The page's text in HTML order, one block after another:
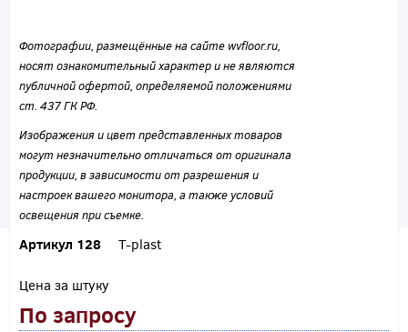
Фотографии, размещённые на сайте wvfloor.ru,
носят ознакомительный характер и не являются
публичной офертой, определяемой положениями
ст. 437 ГК РФ.
Изображения и цвет представленных товаров
могут незначительно отличаться от оригинала
продукции, в зависимости от разрешения и
настроек вашего монитора, а также условий
освещения при съемке.
Артикул 128 T-plast
Цена за штуку
По запросу